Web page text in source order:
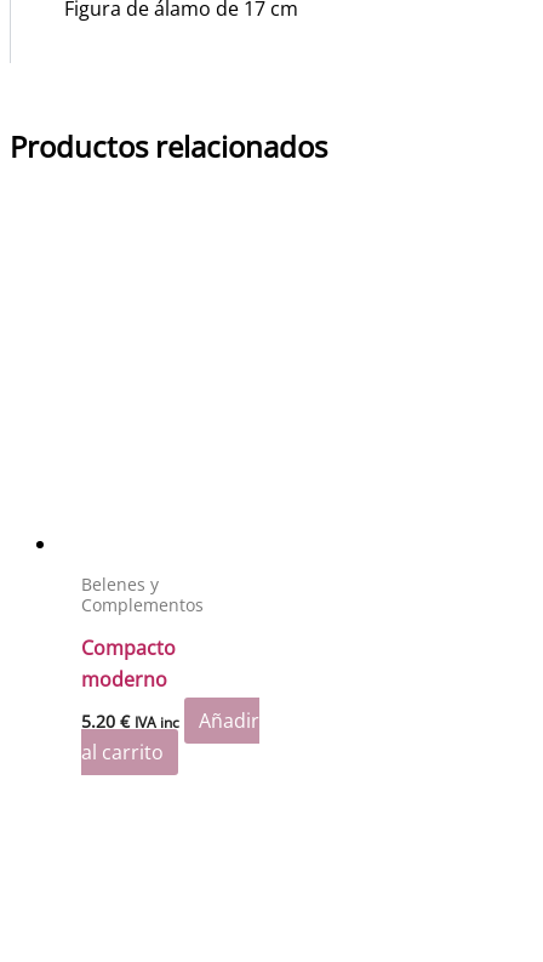
Figura de álamo de 17 cm
Productos relacionados
Belenes y
Complementos
Compacto
moderno
5.20€ IVA inc
Añadir
al carrito